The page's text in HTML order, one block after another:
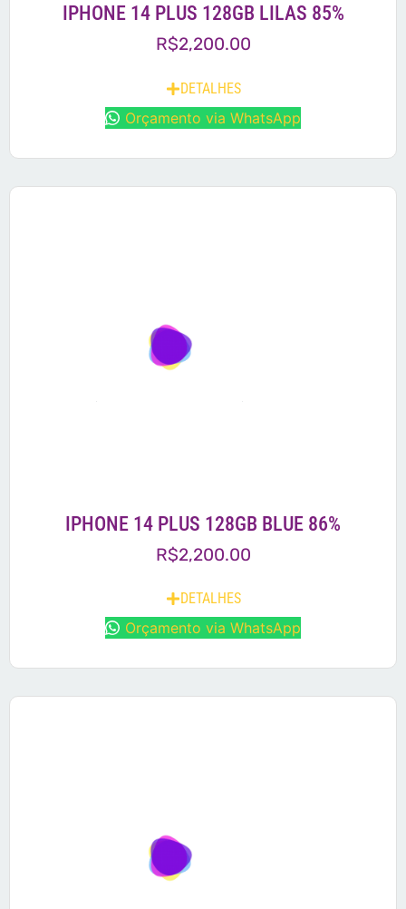
IPHONE 14 PLUS 128GB LILAS 85%
R$2,200.00
DETALHES
Orçamento via WhatsApp
IPHONE 14 PLUS 128GB BLUE 86%
R$2,200.00
DETALHES
Orçamento via WhatsApp